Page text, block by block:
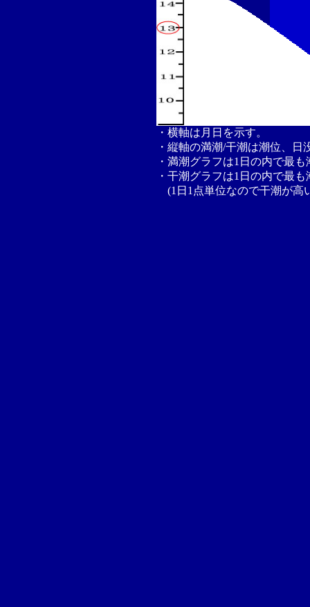
・横軸は月日を示す。
・縦軸の満潮/干潮は潮位、
・満潮グラフは1日の内で最
・干潮グラフは1日の内で最
(1日1点単位なので干潮が高